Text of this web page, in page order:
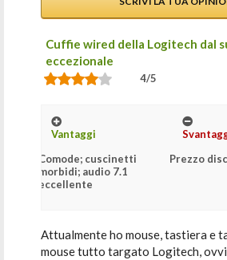
Cuffie wired della Logitech dal
eccezionale
4/5
Vantaggi
Comode; cuscinetti
morbidi; audio 7.1
eccellente
Prezzo
Attualmente ho mouse, tastiera e
mouse tutto targato Logitech,